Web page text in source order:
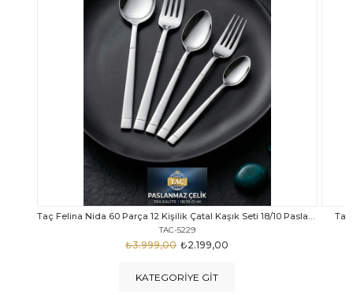
Taç Calista Tivoli 72 Parça 12 Kişilik Çatal Kaşık Bıçak Seti
TAC-5040
₺2.999,00
₺4.289,00
Taç
KATEGORIYE GIT